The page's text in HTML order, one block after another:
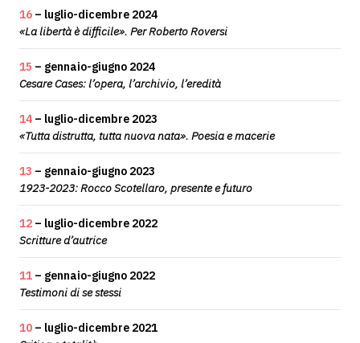
16 – luglio-dicembre 2024
«La libertà è difficile». Per Roberto Roversi
15 – gennaio-giugno 2024
Cesare Cases: l’opera, l’archivio, l’eredità
14 – luglio-dicembre 2023
«Tutta distrutta, tutta nuova nata». Poesia e macerie
13 – gennaio-giugno 2023
1923-2023: Rocco Scotellaro, presente e futuro
12 – luglio-dicembre 2022
Scritture d’autrice
11 – gennaio-giugno 2022
Testimoni di se stessi
10 – luglio-dicembre 2021